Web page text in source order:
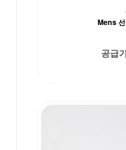
Mens
공급